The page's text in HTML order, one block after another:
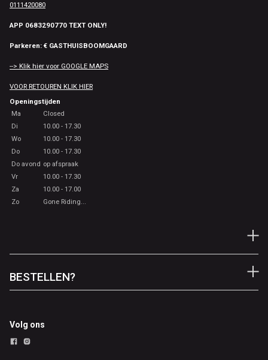
0111420080
APP 0683290770 TEXT ONLY!
Parkeren: € GASTHUISBOOMGAARD
--> Klik hier voor GOOGLE MAPS
VOOR RETOUREN KLIK HIER
Openingstijden
Ma
Closed
Di
10.00 - 17.30
Wo
10.00 - 17.30
Do
10.00 - 17.30
Do avond op afspraak
Vr
10.00 - 17.30
Za
10.00 - 17.00
Zo
Gone Riding...
BESTELLEN?
Volg ons